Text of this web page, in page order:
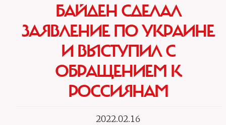
БАЙДЕН СДЕЛАЛ
ЗАЯВЛЕНИЕ ПО УКРАИНЕ
И ВЫСТУПИЛ С
ОБРАЩЕНИЕМ К
РОССИЯНАМ
2022.02.16